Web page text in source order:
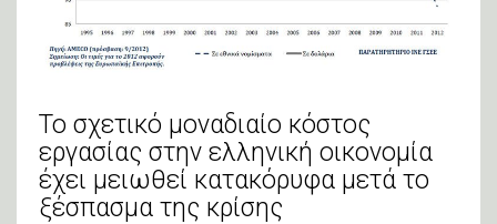
Το σχετικό μοναδιαίο κόστος
εργασίας στην ελληνική οικονομία
έχει μειωθεί κατακόρυφα μετά το
ξέσπασμα της κρίσης